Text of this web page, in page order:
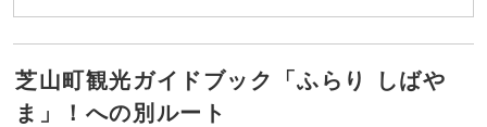
芝山町観光ガイドブック「ふらり しばや
ま」！への別ルート